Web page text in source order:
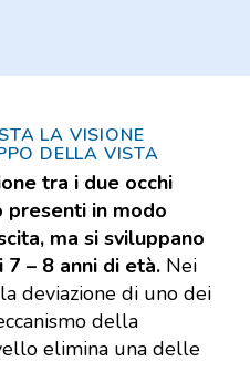
LA VISIONE
DELLA VISTA
tra i due occhi
presenti in modo
ma si sviluppano
– 8 anni di età. Nei
deviazione di uno dei
della
elimina una delle